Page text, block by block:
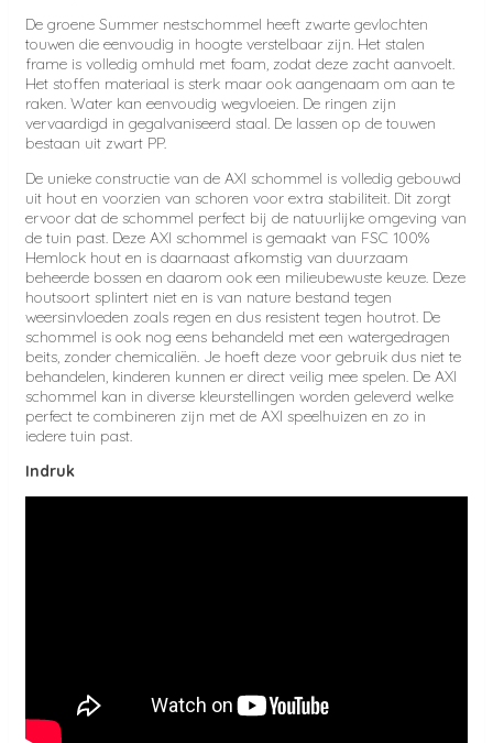
De groene Summer nestschommel heeft zwarte gevlochten
touwen die eenvoudig in hoogte verstelbaar zijn. Het stalen
frame is volledig omhuld met foam, zodat deze zacht aanvoelt.
Het stoffen materiaal is sterk maar ook aangenaam om aan te
raken. Water kan eenvoudig wegvloeien. De ringen zijn
vervaardigd in gegalvaniseerd staal. De lassen op de touwen
bestaan uit zwart PP.
De unieke constructie van de AXI schommel is volledig gebouwd
uit hout en voorzien van schoren voor extra stabiliteit. Dit zorgt
ervoor dat de schommel perfect bij de natuurlijke omgeving van
de tuin past. Deze AXI schommel is gemaakt van FSC 100%
Hemlock hout en is daarnaast afkomstig van duurzaam
beheerde bossen en daarom ook een milieubewuste keuze. Deze
houtsoort splintert niet en is van nature bestand tegen
weersinvloeden zoals regen en dus resistent tegen houtrot. De
schommel is ook nog eens behandeld met een watergedragen
beits, zonder chemicaliën. Je hoeft deze voor gebruik dus niet te
behandelen, kinderen kunnen er direct veilig mee spelen. De AXI
schommel kan in diverse kleurstellingen worden geleverd welke
perfect te combineren zijn met de AXI speelhuizen en zo in
iedere tuin past.
Indruk